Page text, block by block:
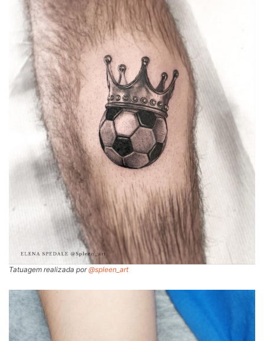
Tatuagem realizada por@spleen_art